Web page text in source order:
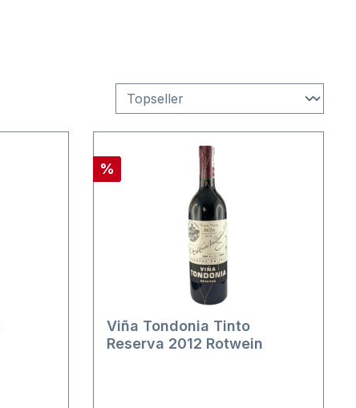
Rabatt
%
Viña Tondonia Tinto
Reserva 2012 Rotwein